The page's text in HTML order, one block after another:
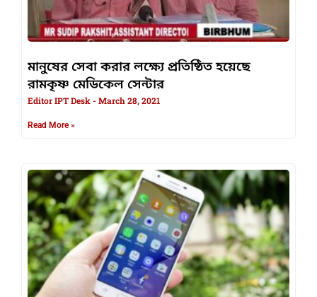
মানুষের সেবা করার লক্ষ্যে প্রতিষ্ঠিত হয়েছে
রামকৃষ্ণ মেডিকেল সেন্টার
Editor IPT Desk March 28, 2021
Read More »